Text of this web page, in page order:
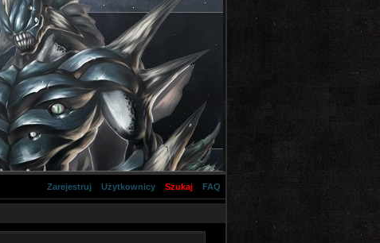
FAQ
Szukaj
Użytkownicy
Zarejestruj